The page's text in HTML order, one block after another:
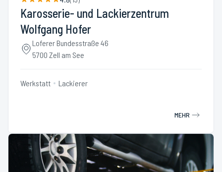
Karosserie- und Lackierzentrum
Wolfgang Hofer
Loferer Bundesstraße 46
5700 Zell am See
Werkstatt Lackierer
MEHR